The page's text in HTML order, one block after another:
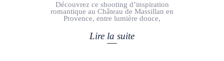
Découvrez ce shooting d’inspiration
romantique au Château de Massillan en
Provence, entre lumière douce,
Lire la suite